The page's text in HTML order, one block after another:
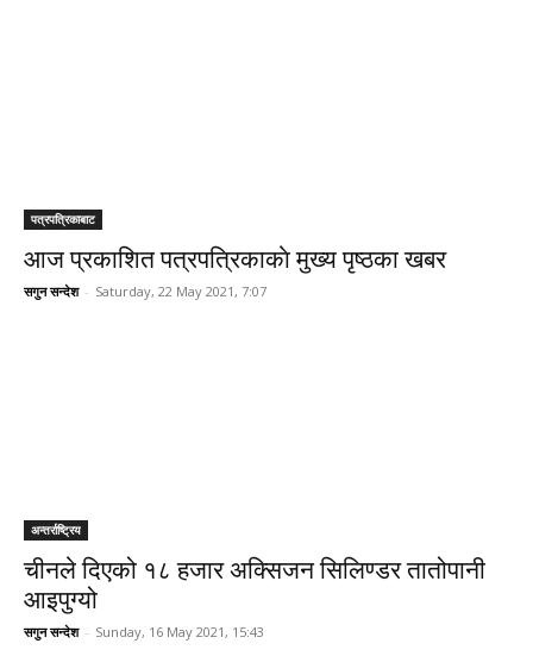
पत्रपत्रिकाबाट
आज प्रकाशित पत्रपत्रिकाकाे मुख्य पृष्ठका खबर
सगुन सन्देश - Saturday, 22 May 2021, 7:07
अन्तर्राष्ट्रिय
चीनले दिएको १८ हजार अक्सिजन सिलिण्डर तातोपानी
आइपुग्यो
सगुन सन्देश - Sunday, 16 May 2021, 15:43